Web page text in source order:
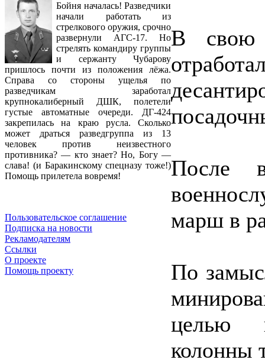
Бойня началась! Разведчики
начали работать из
стрелкового оружия, срочно
развернули АГС-17. Но
стрелять командиру группы
и сержанту Чубарову
пришлось почти из положения лёжа.
Справа со стороны ущелья по
разведчикам заработал
крупнокалиберный ДШК, полетели
густые автоматные очереди. ДГ-424
закрепилась на краю русла. Сколько
может драться разведгруппа из 13
человек против неизвестного
противника? — кто знает? Но, Богу —
слава! (и Баракинскому спецназу тоже!)
Помощь прилетела вовремя!
Пользовательское соглашение
Подписка на новости
Рекламодателям
Ссылки
О проекте
Помощь проекту
В свою
После
марш в
По
целью
колонны